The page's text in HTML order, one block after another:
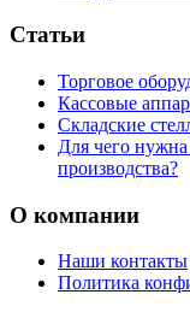
Статьи
Торговое
Кассовые
Складские
Для чего нужна
производства?
О компании
Наши контакты
Политика